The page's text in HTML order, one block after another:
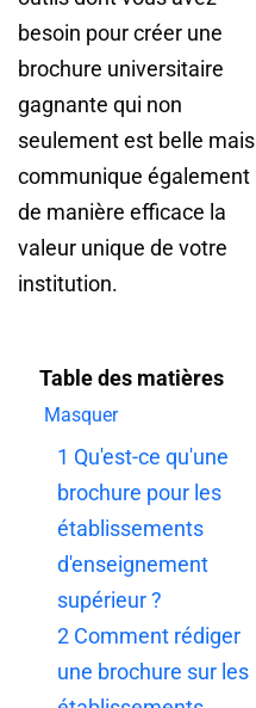
besoin pour créer une
brochure universitaire
gagnante qui non
seulement est belle mais
communique également
de manière efficace la
valeur unique de votre
institution.
Table des matières
Masquer
1 Qu'est-ce qu'une
brochure pour les
établissements
d'enseignement
supérieur ?
2 Comment rédiger
une brochure sur les